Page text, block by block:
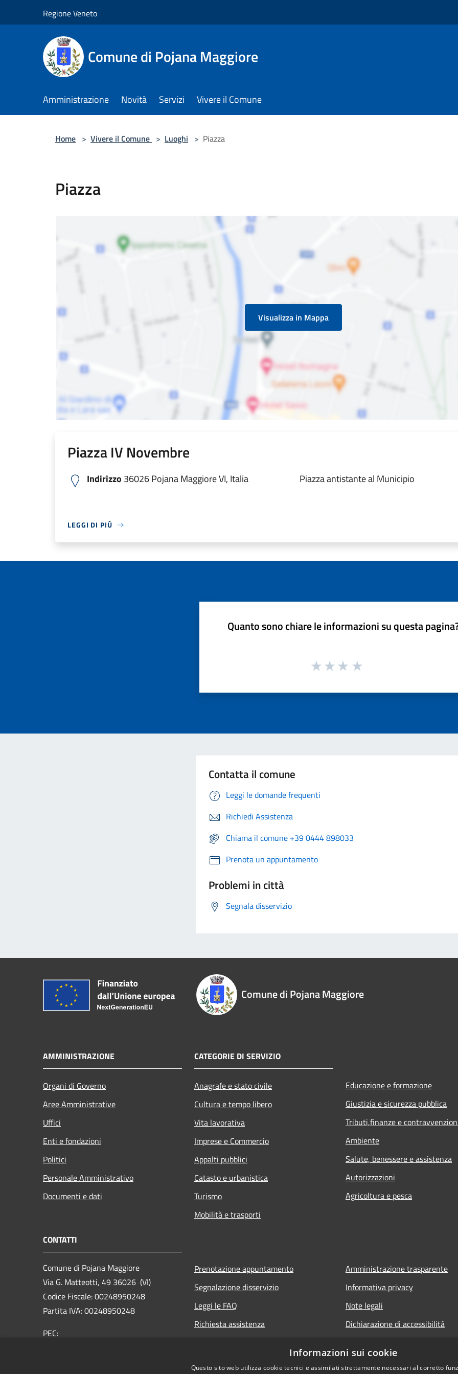
Regione Veneto
Comune di Pojana Maggiore
Amministrazione Novità Servizi Vivere il Comune
Home > Vivere il Comune > Luoghi > Piazza
Piazza
Visualizza in Mappa
Piazza IV Novembre
Indirizzo 36026 Pojana Maggiore VI, Italia Piazza antistante al Municipio
LEGGI DI PIÙ
Quanto sono chiare le informazioni su questa
Contatta il comune
Leggi le domande frequenti
Richiedi Assistenza
Chiama il comune +39 0444 898033
Prenota un appuntamento
Problemi in città
Segnala disservizio
Comune di Pojana Maggiore
AMMINISTRAZIONE
Organi di Governo
Aree Amministrative
Uffici
Enti e fondazioni
Politici
Personale Amministrativo
Documenti e dati
CATEGORIE DI SERVIZIO
Anagrafe e stato civile
Cultura e tempo libero
Vita lavorativa
Imprese e Commercio
Appalti pubblici
Catasto e urbanistica
Turismo
Mobilità e trasporti
Educazione e formazione
Giustizia e sicurezza pubblica
Tributi,finanze e
Ambiente
Salute, benessere e assistenza
Autorizzazioni
Agricoltura e pesca
CONTATTI
Comune di Pojana Maggiore
Via G. Matteotti, 49 36026 (VI)
Codice Fiscale: 00248950248
Partita IVA: 00248950248
PEC:
Prenotazione appuntamento
Segnalazione disservizio
Leggi le FAQ
Richiesta assistenza
Amministrazione trasparente
Informativa privacy
Note legali
Dichiarazione di accessibilità
Informazioni sui cookie
Questo sito web utilizza cookie tecnici e assimilati strettamente necessari al corretto